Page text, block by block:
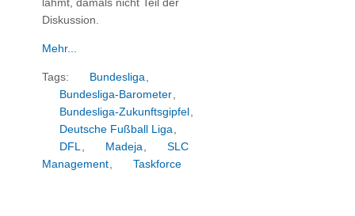
lähmt, damals nicht Teil der
Diskussion.
Mehr...
Tags: Bundesliga
Bundesliga-Barometer
Bundesliga-Zukunftsgipfel
Deutsche Fußball Liga
DFL
Madeja
SLC
Management
Taskforce